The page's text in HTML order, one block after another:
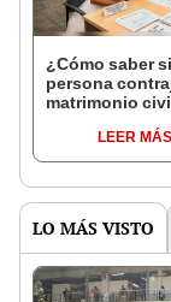
¿Cómo saber
persona
matrimonio
LEER MÁS
LO MÁS VISTO